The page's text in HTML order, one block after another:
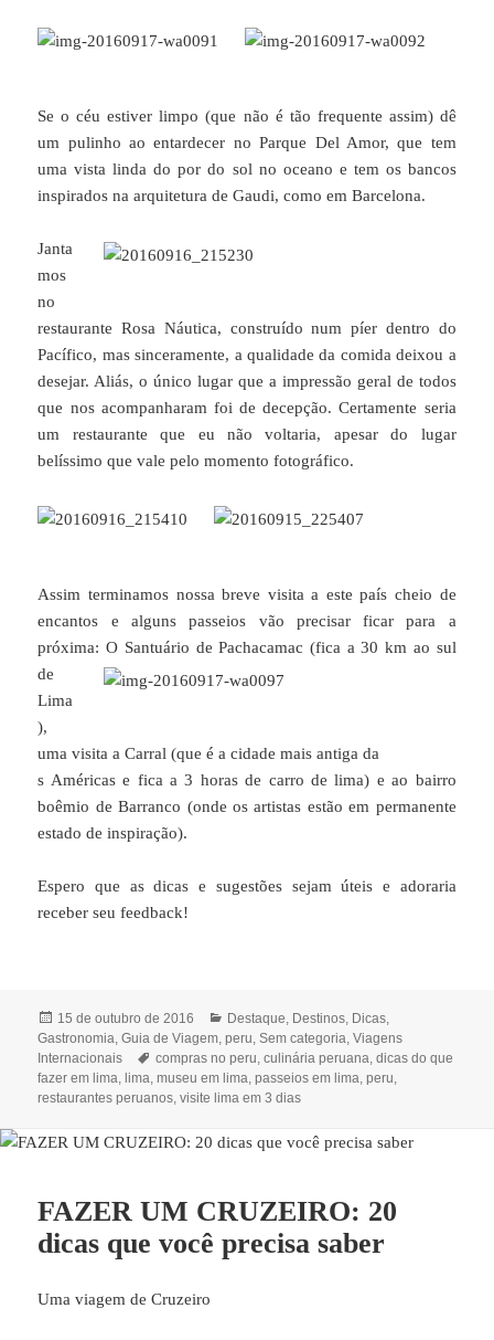
Se o céu estiver limpo (que não é tão frequente assim) dê
um pulinho ao entardecer no Parque Del Amor, que tem
uma vista linda do por do sol no oceano e tem os bancos
inspirados na arquitetura de Gaudi, como em Barcelona.
Janta
mos
no
restaurante Rosa Náutica, construído num píer dentro do
Pacífico, mas sinceramente, a qualidade da comida deixou a
desejar. Aliás, o único lugar que a impressão geral de todos
que nos acompanharam foi de decepção. Certamente seria
um restaurante que eu não voltaria, apesar do lugar
belíssimo que vale pelo momento fotográfico.
Assim terminamos nossa breve visita a este país cheio de
encantos e alguns passeios vão precisar ficar para a
próxima: O Santuário de Pachacamac (fica a 30 km ao sul
de
Lima
),
uma visita a Carral (que é a cidade mais antiga da
s Américas e fica a 3 horas de carro de lima) e ao bairro
boêmio de Barranco (onde os artistas estão em permanente
estado de inspiração).
Espero que as dicas e sugestões sejam úteis e adoraria
receber seu feedback!
Publicado
em
15 de outubro de 2016 Categorias
Destaque, Destinos, Dicas,
Gastronomia,Guia de Viagem,peru,Sem categoria,Viagens
Internacionais
Tags
compras no peru,culinária peruana,dicas do que
fazer em lima, lima,museu em lima,passeios em lima,peru,
restaurantes peruanos,visite lima em 3 dias
FAZER UM CRUZEIRO: 20
dicas que você precisa saber
Uma viagem de Cruzeiro